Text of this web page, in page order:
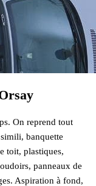
On reprend tout
banquette
toit, plastiques,
panneaux de
Aspiration à fond,